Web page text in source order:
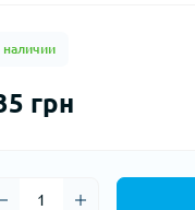
наличии
грн